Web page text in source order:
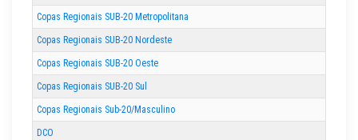
Copas Regionais SUB-20 Metropolitana
Copas Regionais SUB-20 Nordeste
Copas Regionais SUB-20 Oeste
Copas Regionais SUB-20 Sul
Copas Regionais Sub-20/Masculino
DCO